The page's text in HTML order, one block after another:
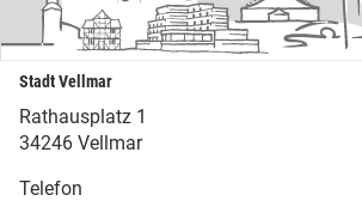
Stadt Vellmar
Rathausplatz 1
34246 Vellmar
Telefon